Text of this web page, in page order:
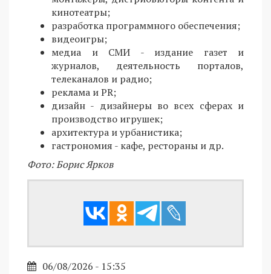
кинотеатры;
разработка программного обеспечения;
видеоигры;
медиа и СМИ - издание газет и
журналов, деятельность порталов,
телеканалов и радио;
реклама и PR;
дизайн - дизайнеры во всех сферах и
производство игрушек;
архитектура и урбанистика;
гастрономия - кафе, рестораны и др.
Фото: Борис Ярков
06/08/2026 - 15:35